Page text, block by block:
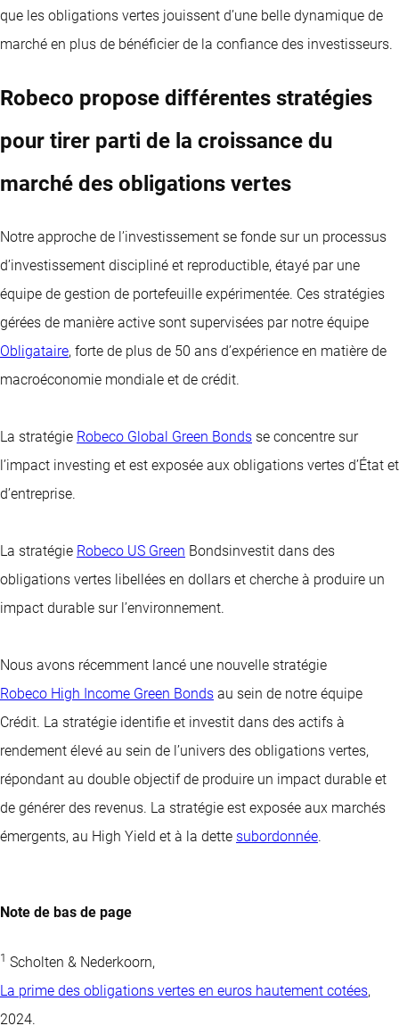
que les obligations vertes jouissent d’une belle dynamique de
marché en plus de bénéficier de la confiance des investisseurs.
Robeco propose différentes stratégies
pour tirer parti de la croissance du
marché des obligations vertes
Notre approche de l’investissement se fonde sur un processus
d’investissement discipliné et reproductible, étayé par une
équipe de gestion de portefeuille expérimentée. Ces stratégies
gérées de manière active sont supervisées par notre équipe
Obligataire, forte de plus de 50 ans d’expérience en matière de
macroéconomie mondiale et de crédit.
La stratégie Robeco Global Green Bonds se concentre sur
l’impact investing et est exposée aux obligations vertes d’État et
d’entreprise.
La stratégie Robeco US Green Bondsinvestit dans des
obligations vertes libellées en dollars et cherche à produire un
impact durable sur l’environnement.
Nous avons récemment lancé une nouvelle stratégie
Robeco High Income Green Bonds au sein de notre équipe
Crédit. La stratégie identifie et investit dans des actifs à
rendement élevé au sein de l’univers des obligations vertes,
répondant au double objectif de produire un impact durable et
de générer des revenus. La stratégie est exposée aux marchés
émergents, au High Yield et à la dette subordonnée.
Note de bas de page
1 Scholten & Nederkoorn,
La prime des obligations vertes en euros hautement cotées,
2024.